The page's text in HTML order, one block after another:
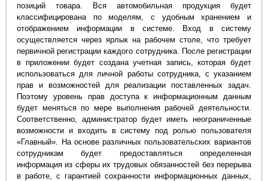
позиций товара. Вся автомобильная продукция будет
классифицирована по моделям, с удобным хранением и
отображением информации в системе. Вход в систему
осуществляется через ярлык на рабочем столе, что требует
первичной регистрации каждого сотрудника. После регистрации
в приложении будет создана учетная запись, которая будет
использоваться для личной работы сотрудника, с указанием
прав и возможностей для реализации поставленных задач.
Поэтому уровень прав доступа к информационным данным
будет меняться по мере выполнения рабочей деятельности.
Соответственно, администратор будет иметь неограниченные
возможности и входить в систему под ролью пользователя
«Главный». На основе различных пользовательских вариантов
сотрудникам будет предоставляться определенная
информация из сферы их трудовых обязанностей без перерыва
в работе, с гарантией сохранности информационных данных,